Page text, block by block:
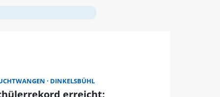
DINKELSBÜHL
erreicht: